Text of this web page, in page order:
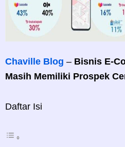
Chaville Blog – Bisnis E-
Masih Memiliki Prospek
Daftar Isi